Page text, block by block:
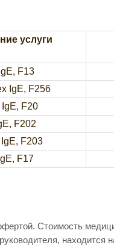
услуги
F13
IgE, F256
F20
F202
F203
F17
Стоимость
находится